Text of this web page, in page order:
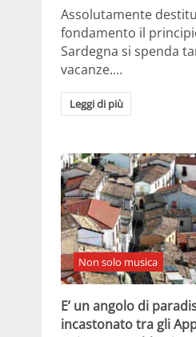
Assolutamente
fondamento il
Sardegna si spenda
vacanze.…
Leggi di più
Non solo musica
E’ un angolo di
incastonato tra gli